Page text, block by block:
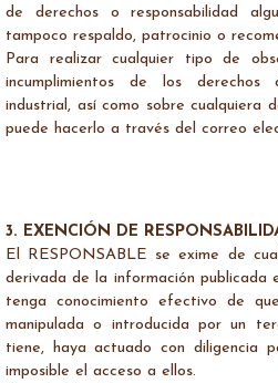
de derechos o responsabilidad
tampoco respaldo, patrocinio o
Para realizar cualquier tipo de
incumplimientos de los
industrial, así como sobre cualquiera
puede hacerlo a través del correo
3. EXENCIÓN DE
El RESPONSABLE se exime de
derivada de la información publicada
tenga conocimiento efectivo de
manipulada o introducida por un
tiene, haya actuado con diligencia
imposible el acceso a ellos.